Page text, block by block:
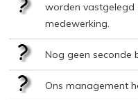
worden vastgelegd
medewerking.
Nog geen seconde
Ons management